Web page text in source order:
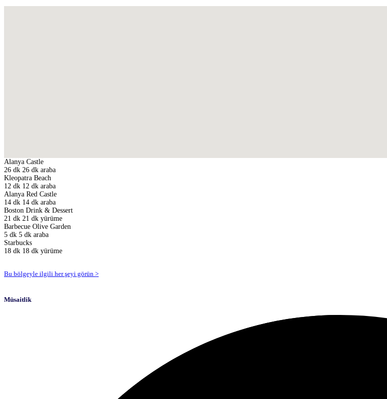
Alanya Castle
26 dk 26 dk araba
Kleopatra Beach
12 dk 12 dk araba
Alanya Red Castle
14 dk 14 dk araba
Boston Drink & Dessert
21 dk 21 dk yürüme
Barbecue Olive Garden
5 dk 5 dk araba
Starbucks
18 dk 18 dk yürüme
Bu bölgeyle ilgili her şeyi görün >
Müsaitlik